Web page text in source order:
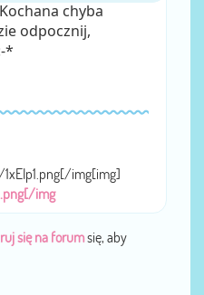
chyba
odpocznij,
*
img[img]
img
się na forumsię, aby